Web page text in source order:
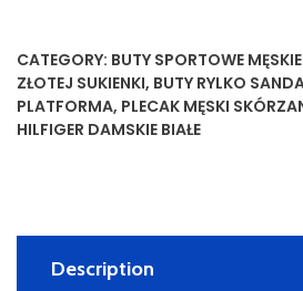
CATEGORY: BUTY SPORTOWE MĘSKIE
ZŁOTEJ SUKIENKI, BUTY RYLKO
PLATFORMA, PLECAK MĘSKI
HILFIGER DAMSKIE BIAŁE
Description